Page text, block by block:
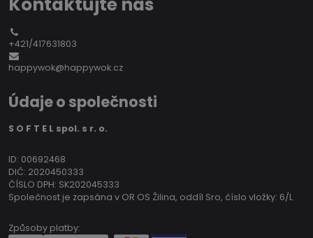
+421/417631803
happywok@happywok.cz
Údaje o společnosti
S O F T E L spol. s r. o.
ID: 00692468
DIČ: 2020450333
ČÍSLO DPH: SK202045333
Společnost je zapsána v OR OS Žilina, oddíl Sro, číslo vložky: 6/L
Způsoby platby: